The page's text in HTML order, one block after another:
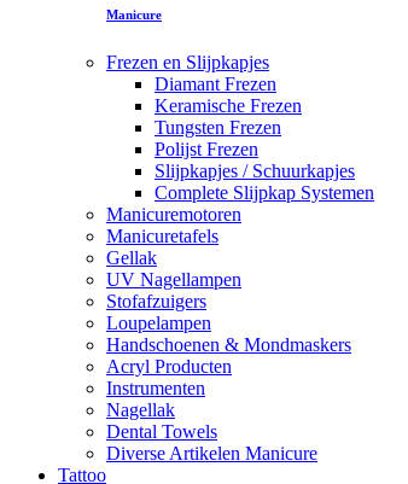
Manicure
Frezen en Slijpkapjes
Diamant Frezen
Keramische Frezen
Tungsten Frezen
Polijst Frezen
Slijpkapjes / Schuurkapjes
Complete Slijpkap Systemen
Manicuremotoren
Manicuretafels
Gellak
UV Nagellampen
Stofafzuigers
Loupelampen
Handschoenen & Mondmaskers
Acryl Producten
Instrumenten
Nagellak
Dental Towels
Diverse Artikelen Manicure
Tattoo